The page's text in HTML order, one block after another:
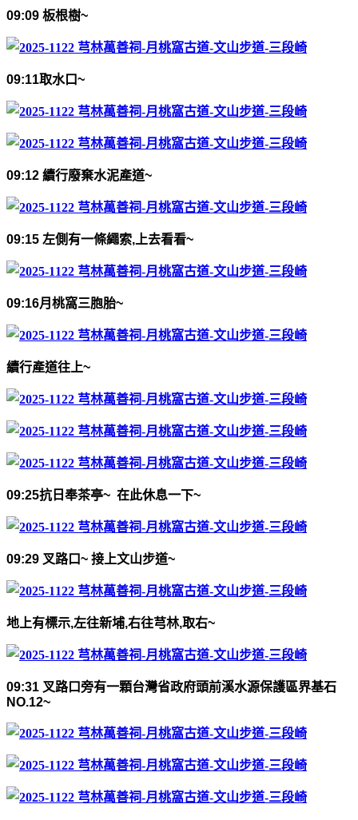
09:09 板根樹~
09:11取水口~
09:12 續行廢棄水泥產道~
09:15 左側有一條繩索, 上去看看~
09:16月桃窩三胞胎~
續行產道往上~
09:25抗日奉茶亭~ 在此休息一下~
09:29 叉路口~ 接上文山步道~
地上有標示,左往新埔,右往芎林,取右~
09:31 叉路口旁有一顆台灣省政府頭前溪水源保護區界基石
NO.12~